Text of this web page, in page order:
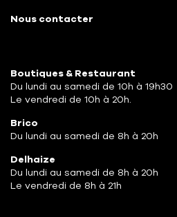
Nous contacter
Boutiques & Restaurant
Du lundi au samedi de 10h à 19h30
Le vendredi de 10h à 20h.
Brico
Du lundi au samedi de 8h à 20h
Delhaize
Du lundi au samedi de 8h à 20h
Le vendredi de 8h à 21h